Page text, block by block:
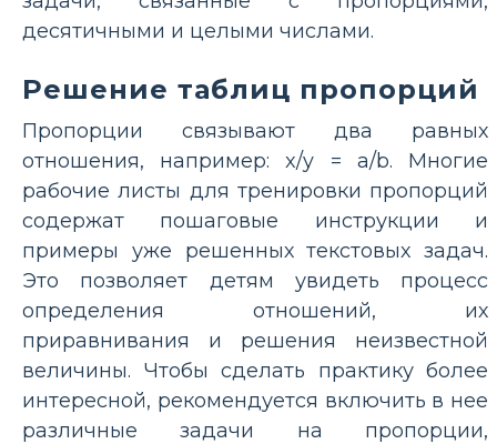
десятичными и целыми числами.
Решение таблиц пропорций
Пропорции связывают два равных
отношения, например: x/y = a/b. Многие
рабочие листы для тренировки пропорций
содержат пошаговые инструкции и
примеры уже решенных текстовых задач.
Это позволяет детям увидеть процесс
определения отношений, их
приравнивания и решения неизвестной
величины. Чтобы сделать практику более
интересной, рекомендуется включить в нее
различные задачи на пропорции,